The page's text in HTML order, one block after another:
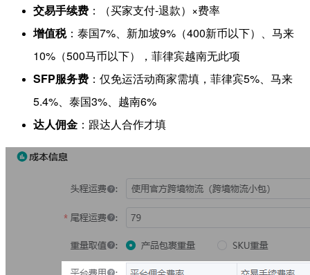
交易手续费 ：（买家支付-退款）×费率
增值税：泰国7%、新加坡9%（400新币以下）、马来
10%（500马币以下），菲律宾越南无此项
SFP服务费 ：仅免运活动商家需填，菲律宾5%、马来
5.4%、泰国3%、越南6%
达人佣金 ：跟达人合作才填